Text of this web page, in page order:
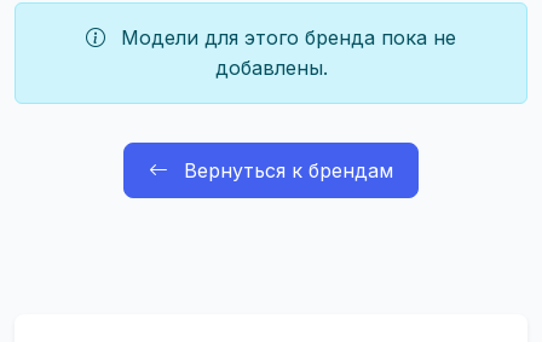
Модели для этого бренда пока не
добавлены.
Вернуться к брендам